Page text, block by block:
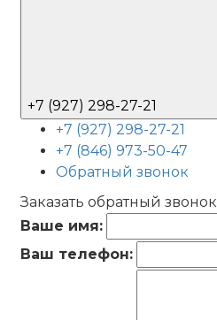
+7 (927) 298-27-21
+7 (927) 298-27-21
+7 (846) 973-50-47
Обратный звонок
Заказать обратный звонок
Ваше имя:
Ваш телефон: